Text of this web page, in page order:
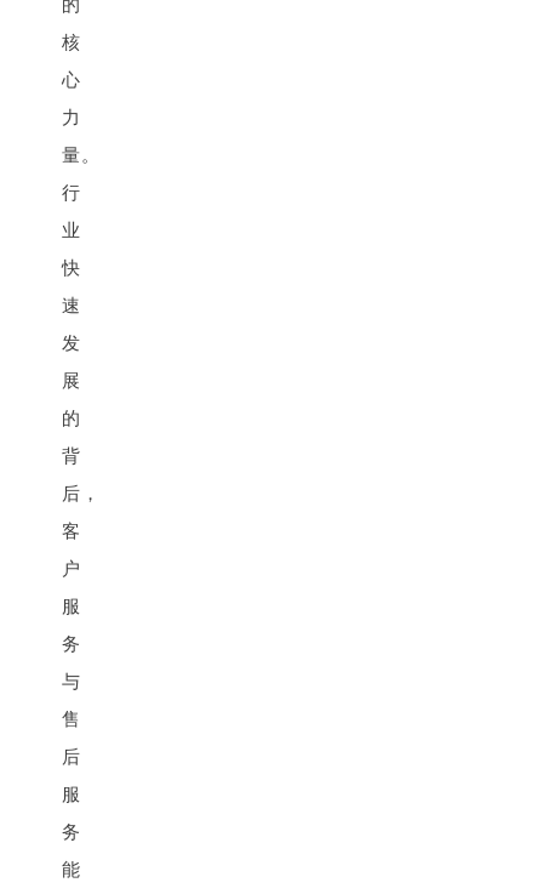
核
心
力
量。
行
业
快
速
发
展
的
背
后，
客
户
服
务
与
售
后
服
务
能